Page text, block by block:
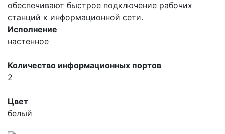
обеспечивают быстрое подключение рабочих
станций к информационной сети.
Исполнение
настенное
Количество информационных портов
2
Цвет
белый